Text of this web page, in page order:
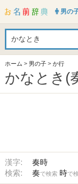
男の
ホーム > 男の子 > か行
かなとき(
漢字:
奏時
検索:
奏で検索 時で